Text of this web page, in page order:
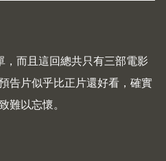
，而且這回總共只有三部電影
告片似乎比正片還好看，確實
以忘懷。